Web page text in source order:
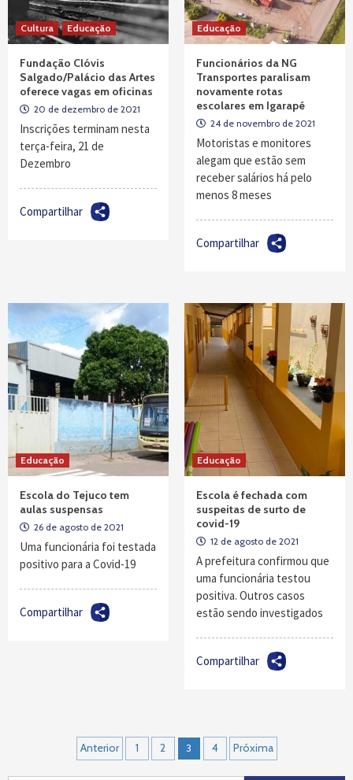
Cultura Educação
Fundação Clóvis
Salgado/Palácio das Artes
oferece vagas em oficinas
20 de dezembro de 2021
Inscrições terminam nesta
terça-feira, 21 de
Dezembro
Compartilhar
Educação
Funcionários da NG
Transportes paralisam
novamente rotas
escolares em Igarapé
24 de novembro de 2021
Motoristas e monitores
alegam que estão sem
receber salários há pelo
menos 8 meses
Compartilhar
Educação
Escola do Tejuco tem
aulas suspensas
26 de agosto de 2021
Uma funcionária foi testada
positivo para a Covid-19
Compartilhar
Educação
Escola é fechada com
suspeitas de surto de
covid-19
12 de agosto de 2021
A prefeitura confirmou que
uma funcionária testou
positiva. Outros casos
estão sendo investigados
Compartilhar
Navegação
por
Anterior 1 2 3 4 Próxima